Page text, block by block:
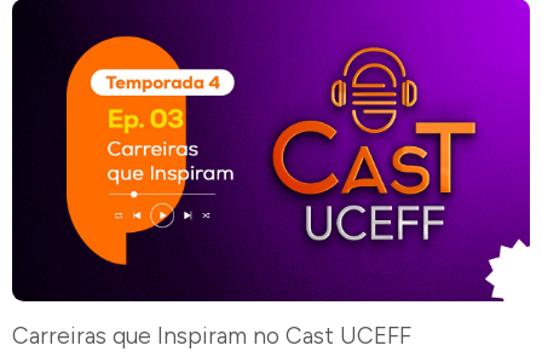
Carreiras que Inspiram no Cast UCEFF